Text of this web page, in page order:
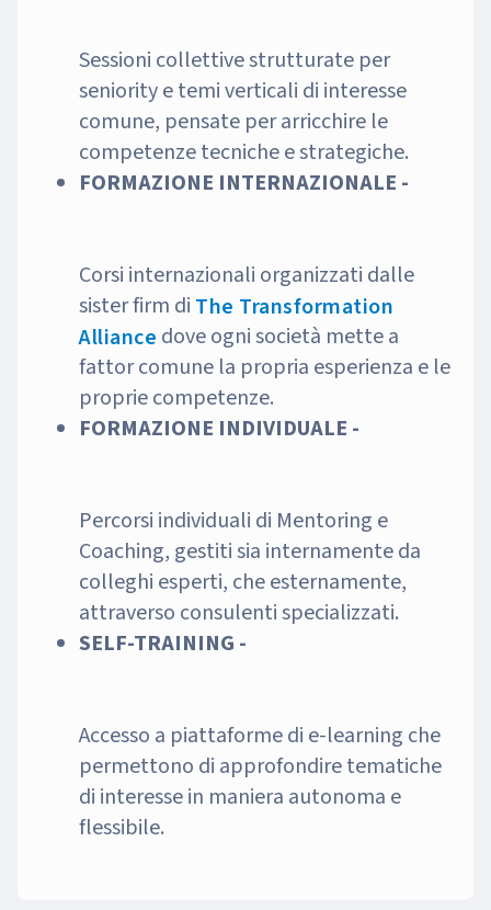
Sessioni collettive strutturate per
seniority e temi verticali di interesse
comune, pensate per arricchire le
competenze tecniche e strategiche.
FORMAZIONE INTERNAZIONALE -
Corsi internazionali organizzati dalle
sister firm di The Transformation
Alliance dove ogni società mette a
fattor comune la propria esperienza e le
proprie competenze.
FORMAZIONE INDIVIDUALE -
Percorsi individuali di Mentoring e
Coaching, gestiti sia internamente da
colleghi esperti, che esternamente,
attraverso consulenti specializzati.
SELF-TRAINING -
Accesso a piattaforme di e-learning che
permettono di approfondire tematiche
di interesse in maniera autonoma e
flessibile.